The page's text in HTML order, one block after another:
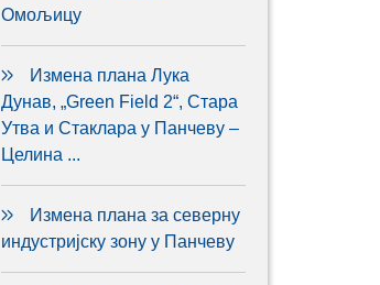
Омољицу
Измена плана Лука
Дунав, „Green Field 2“, Стара
Утва и Стаклара у Панчеву –
Целина ...
Измена плана за северну
индустријску зону у Панчеву